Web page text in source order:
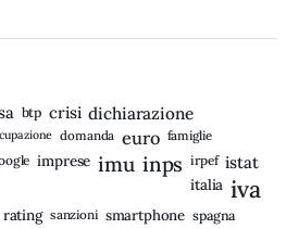
btp crisi dichiarazione
domanda euro famiglie
imprese imu inps irpef istat
italia iva
rating sanzioni smartphone spagna